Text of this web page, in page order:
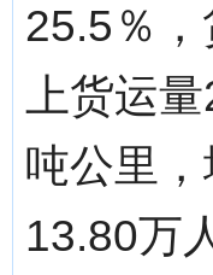
25.5％
上货运
吨公里
13.80万